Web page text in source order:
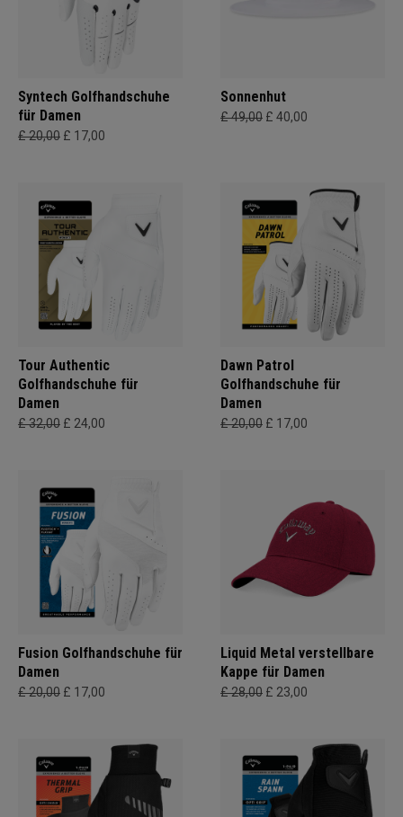
Syntech Golfhandschuhe
für Damen
£ 20,00 £ 17,00
Sonnenhut
£ 49,00 £ 40,00
Tour Authentic
Golfhandschuhe für
Damen
£ 32,00 £ 24,00
Dawn Patrol
Golfhandschuhe für
Damen
£ 20,00 £ 17,00
Fusion Golfhandschuhe für
Damen
£ 20,00 £ 17,00
Liquid Metal verstellbare
Kappe für Damen
£ 28,00 £ 23,00